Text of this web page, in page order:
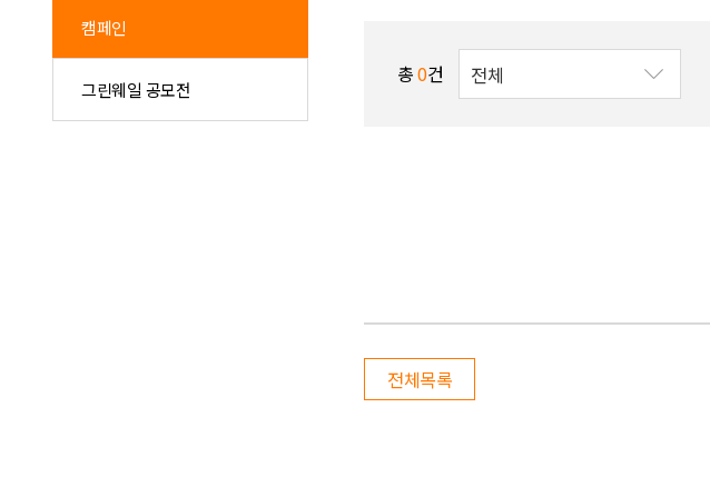
캠페인
그린웨일 공모전
총0건
전체목록